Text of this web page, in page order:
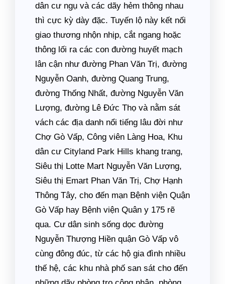
dân cư ngụ và các dãy hẻm thông nhau
thì cực kỳ dày đặc. Tuyến lộ này kết nối
giao thương nhộn nhịp, cắt ngang hoặc
thông lối ra các con đường huyết mạch
lân cận như đường Phan Văn Trị, đường
Nguyễn Oanh, đường Quang Trung,
đường Thống Nhất, đường Nguyễn Văn
Lượng, đường Lê Đức Thọ và nằm sát
vách các địa danh nổi tiếng lâu đời như
Chợ Gò Vấp, Công viên Làng Hoa, Khu
dân cư Cityland Park Hills khang trang,
Siêu thị Lotte Mart Nguyễn Văn Lượng,
Siêu thị Emart Phan Văn Trị, Chợ Hạnh
Thông Tây, cho đến mạn Bệnh viện Quận
Gò Vấp hay Bệnh viện Quân y 175 rẽ
qua. Cư dân sinh sống dọc đường
Nguyễn Thượng Hiền quận Gò Vấp vô
cùng đông đúc, từ các hộ gia đình nhiều
thế hệ, các khu nhà phố san sát cho đến